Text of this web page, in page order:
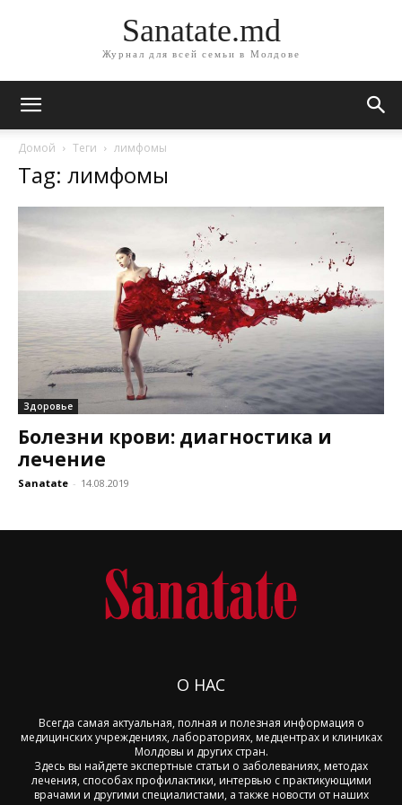
Sanatate.md
Журнал для всей семьи в Молдове
Домой Теги лимфомы
Tag: лимфомы
Здоровье
Болезни крови: диагностика и
лечение
Sanatate - 14.08.2019
О НАС
Всегда самая актуальная, полная и полезная информация о
медицинских учреждениях, лабораториях, медцентрах и клиниках
Молдовы и других стран.
Здесь вы найдете экспертные статьи о заболеваниях, методах
лечения, способах профилактики, интервью с практикующими
врачами и другими специалистами, а также новости от наших